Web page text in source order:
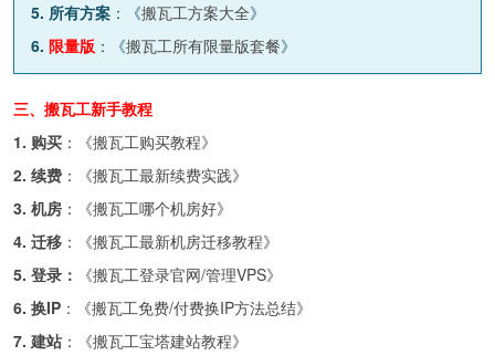
5. 所有方案 ：《搬瓦工方案大全》
6. 限量版 ：《搬瓦工所有限量版套餐》
三、搬瓦工新手教程
1. 购买 ：《搬瓦工购买教程》
2. 续费 ：《搬瓦工最新续费实践》
3. 机房 ：《搬瓦工哪个机房好》
4. 迁移 ：《搬瓦工最新机房迁移教程》
5. 登录：
《搬瓦工登录官网/管理VPS》
6. 换IP ：《搬瓦工免费/付费换IP方法总结》
7. 建站 ：《搬瓦工宝塔建站教程》